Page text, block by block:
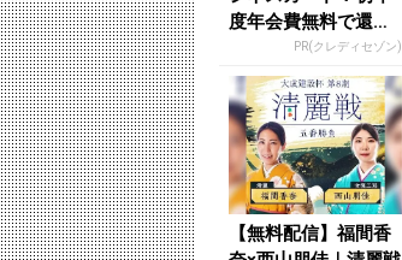
度年会費無料で還元
率最大1.125%PR(クレディセゾン)
【無料配信】福間香